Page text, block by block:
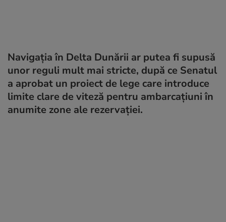
Navigația în Delta Dunării ar putea fi supusă
unor reguli mult mai stricte, după ce Senatul
a aprobat un proiect de lege care introduce
limite clare de viteză pentru ambarcațiuni în
anumite zone ale rezervației.